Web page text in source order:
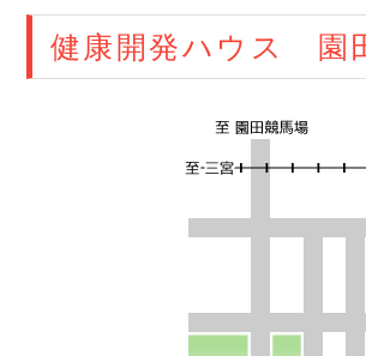
健康開発ハウス 園